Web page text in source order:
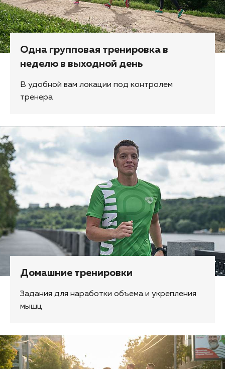
Одна групповая тренировка в
неделю в выходной день
В удобной вам локации под контролем
тренера
Домашние тренировки
Задания для наработки объема и укрепления
мышц